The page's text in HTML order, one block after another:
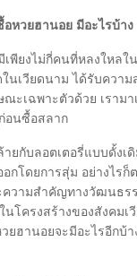
หวยฮานอย มีอะไรบ้าง
เพียงไม่กี่คนที่หลงใหล
นเวียดนาม ได้รับควา
ะเฉพาะตัวด้วย เรามา
อนซื้อสลาก
ยกับลอตเตอรี่แบบดั้งเ
กโดยการสุ่ม อย่างไร
วามสำคัญทางวัฒนธร
โครงสร้างของสังคม
ยฮานอยจะมีอะไรอีก